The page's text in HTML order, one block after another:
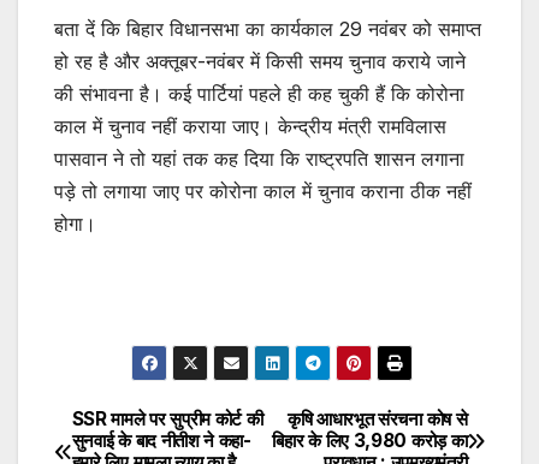
बता दें कि बिहार विधानसभा का कार्यकाल 29 नवंबर को समाप्त
हो रह है और अक्तूबर-नवंबर में किसी समय चुनाव कराये जाने
की संभावना है। कई पार्टियां पहले ही कह चुकी हैं कि कोरोना
काल में चुनाव नहीं कराया जाए। केन्द्रीय मंत्री रामविलास
पासवान ने तो यहां तक कह दिया कि राष्ट्रपति शासन लगाना
पड़े तो लगाया जाए पर कोरोना काल में चुनाव कराना ठीक नहीं
होगा।
Post
कृषि आधारभूत संरचना कोष से
बिहार के लिए 3,980 करोड़ का
SSR मामले पर सुप्रीम कोर्ट की
सुनवाई के बाद नीतीश ने कहा-